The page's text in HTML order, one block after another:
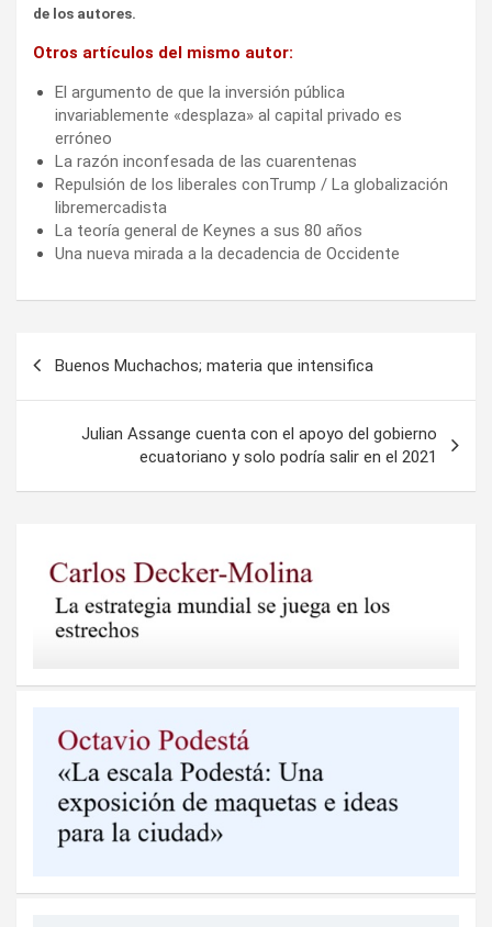
de los autores.
Otros artículos del mismo autor:
El argumento de que la inversión pública
invariablemente «desplaza» al capital privado es
erróneo
La razón inconfesada de las cuarentenas
Repulsión de los liberales conTrump / La globalización
libremercadista
La teoría general de Keynes a sus 80 años
Una nueva mirada a la decadencia de Occidente
entradas
Buenos Muchachos; materia que intensifica
Julian Assange cuenta con el apoyo del gobierno
ecuatoriano y solo podría salir en el 2021